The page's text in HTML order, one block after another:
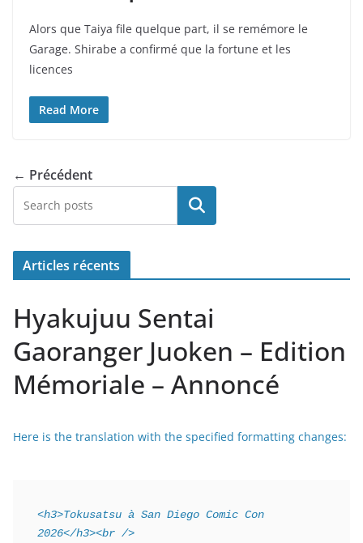
Alors que Taiya file quelque part, il se remémore le
Garage. Shirabe a confirmé que la fortune et les
licences
Read More
← Précédent
Rechercher
Articles récents
Hyakujuu Sentai
Gaoranger Juoken – Edition
Mémoriale – Annoncé
Here is the translation with the specified formatting changes:
<h3>Tokusatsu à San Diego Comic Con
2026</h3><br />